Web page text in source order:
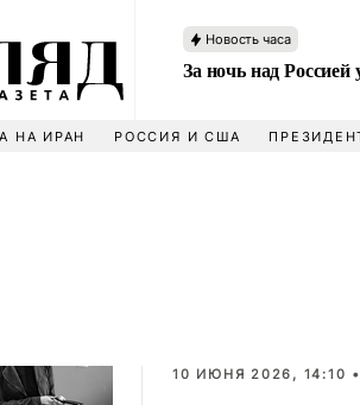
Новость часа
За ночь над
НА ИРАН РОССИЯ И США
10 ИЮНЯ 2026, 14:10 •